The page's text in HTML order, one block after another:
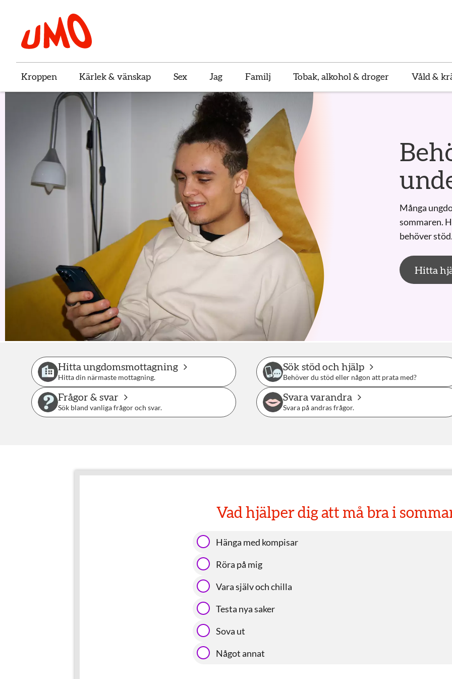
Till startsidan för Umo
Kroppen Kärlek & vänskap Sex Jag Familj Tobak, alkohol & droger Våld &
Välkommen till UMO - en sajt för
Många
sommaren.
behöver
Hitta
Hitta ungdomsmottagning
Hitta din närmaste mottagning.
Sök stöd och hjälp
Behöver du stöd eller någon att prata med?
Frågor & svar
Sök bland vanliga frågor och svar.
Svara varandra
Svara på andras frågor.
Vad hjälper dig att må bra i
Hänga med kompisar
Röra på mig
Vara själv och chilla
Testa nya saker
Sova ut
Något annat